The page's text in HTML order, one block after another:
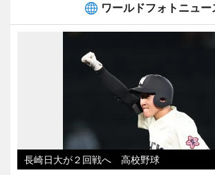
ワールドフォトニュー
長崎日大が２回戦へ 高校野球